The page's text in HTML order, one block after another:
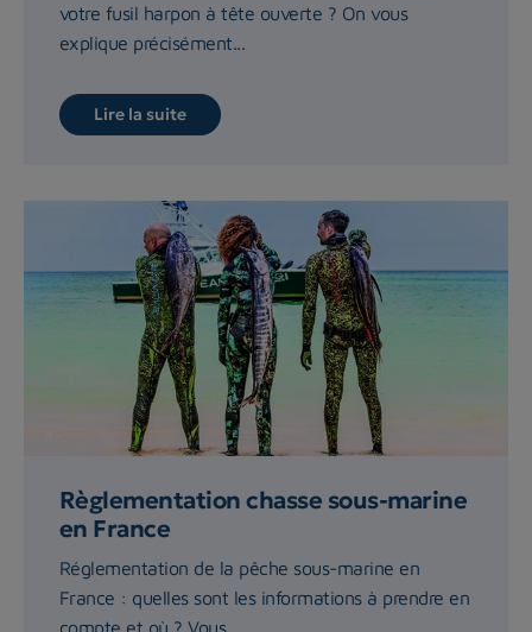
votre fusil harpon à tête ouverte ? On vous
explique précisément...
Lire la suite
Règlementation chasse sous-marine
en France
Réglementation de la pêche sous-marine en
France : quelles sont les informations à prendre en
compte et où ? Vous...